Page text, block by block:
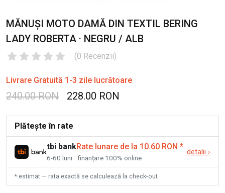
MĂNUȘI MOTO DAMĂ DIN TEXTIL BERING
LADY ROBERTA · NEGRU / ALB
(0 Recenzii)
Livrare Gratuită 1-3 zile lucrătoare
240.00 RON 228.00 RON
Plătește în rate
tbi bankRate lunare de la 10.60 RON *
6-60 luni · finanțare 100% online
detalii ›
* estimat — rata exactă se calculează la check-out